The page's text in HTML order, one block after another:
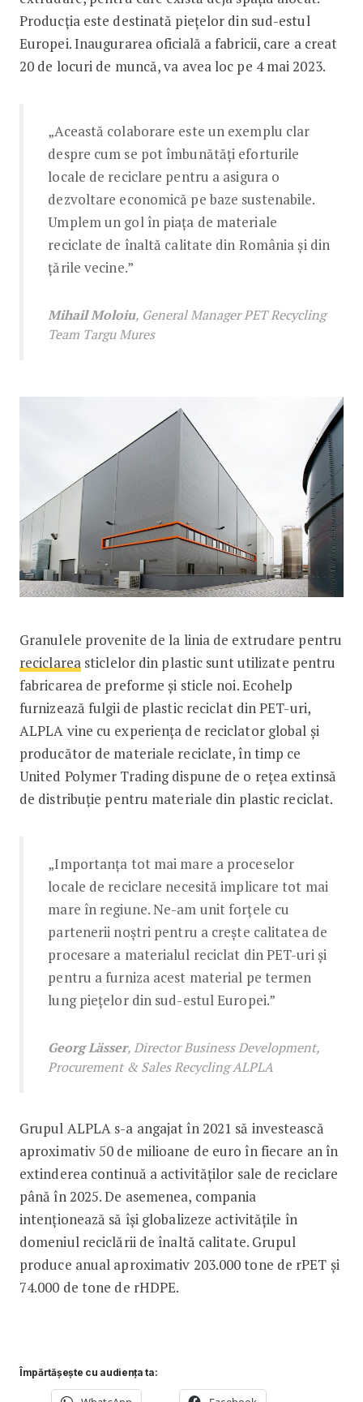
Producția este destinată piețelor din sud-estul
Europei. Inaugurarea oficială a fabricii, care a creat
20 de locuri de muncă, va avea loc pe 4 mai 2023.
„Această colaborare este un exemplu clar
despre cum se pot îmbunătăți eforturile
locale de reciclare pentru a asigura o
dezvoltare economică pe baze sustenabile.
Umplem un gol în piața de materiale
reciclate de înaltă calitate din România și din
țările vecine.”
Mihail Moloiu, General Manager PET Recycling
Team Targu Mures
Granulele provenite de la linia de extrudare pentru
reciclareasticlelor din plastic sunt utilizate pentru
fabricarea de preforme și sticle noi. Ecohelp
furnizează fulgii de plastic reciclat din PET-uri,
ALPLA vine cu experiența de reciclator global și
producător de materiale reciclate, în timp ce
United Polymer Trading dispune de o rețea extinsă
de distribuție pentru materiale din plastic reciclat.
„Importanța tot mai mare a proceselor
locale de reciclare necesită implicare tot mai
mare în regiune. Ne-am unit forțele cu
partenerii noștri pentru a crește calitatea de
procesare a materialul reciclat din PET-uri și
pentru a furniza acest material pe termen
lung piețelor din sud-estul Europei.”
Georg Lässer, Director Business Development,
Procurement & Sales Recycling ALPLA
Grupul ALPLA s-a angajat în 2021 să investească
aproximativ 50 de milioane de euro în fiecare an în
extinderea continuă a activităților sale de reciclare
până în 2025. De asemenea, compania
intenționează să își globalizeze activitățile în
domeniul reciclării de înaltă calitate. Grupul
produce anual aproximativ 203.000 tone de rPET și
74.000 de tone de rHDPE.
Împărtășește cu audiența ta: